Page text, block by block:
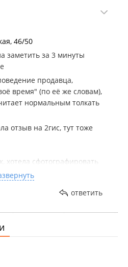
46/50
заметить за 3 минуты
продавца,
время" (по её же словам),
нормальным толкать
отзыв на 2гис, тут тоже
сфотографировать
не для меня), продавец
сказав, что ей нужно в
размер, то она не хочетответить